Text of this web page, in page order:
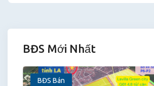
BĐS Mới Nhất
BĐS Bán